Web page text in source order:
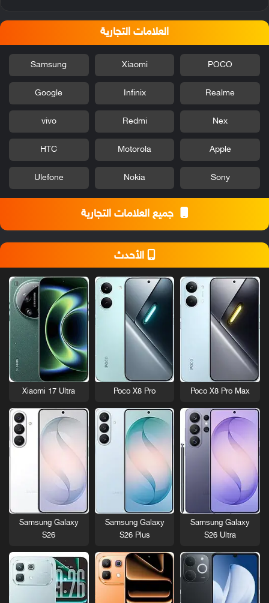
العلامات التجارية
POCO
Xiaomi
Samsung
Realme
Infinix
Google
Nex
Redmi
vivo
Apple
Motorola
HTC
Sony
Nokia
Ulefone
جميع العلامات التجارية
الأحدث
Poco X8 Pro Max
Poco X8 Pro
Xiaomi 17 Ultra
Samsung Galaxy
S26 Ultra
Samsung Galaxy
S26 Plus
Samsung Galaxy
S26